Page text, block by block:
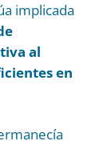
implicada
al
en